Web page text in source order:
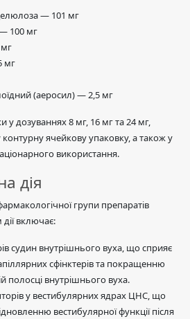
— 101 мг
100 мг
мг
(аеросил) — 2,5 мг
дозуваннях 8 мг, 16 мг та 24 мг,
ячейкову упаковку, а також у
використання.
дія
групи препаратів
включає:
судин внутрішнього вуха, що сприяє
сфінктерів та покращенню
полосці внутрішнього вуха.
у вестибулярних ядрах ЦНС, що
вестибулярної функції після